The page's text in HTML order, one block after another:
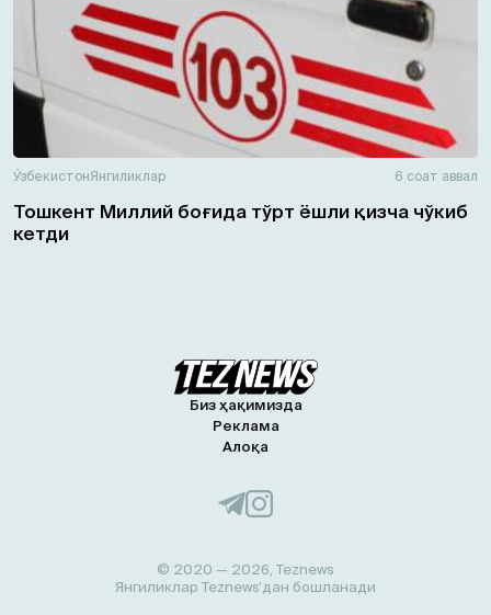
ЎзбекистонЯнгиликлар 6 соат аввал
Тошкент Миллий боғида тўрт ёшли қизча чўкиб
кетди
Биз ҳақимизда
Реклама
Алоқа
© 2020 — 2026, Teznews
Янгиликлар Teznews’дан бошланади